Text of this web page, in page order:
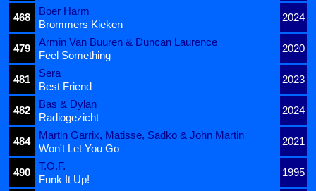
468
Boer Harm
2024
Brommers Kieken
479
Armin Van Buuren & Duncan Laurence
2020
Feel Something
481
Sera
2023
Best Friend
482
Bas & Dylan
2024
Radiogezicht
484
Martin Garrix, Matisse, Sadko & John Martin
2021
Won't Let You Go
490
T.O.F.
1995
Funk It Up!